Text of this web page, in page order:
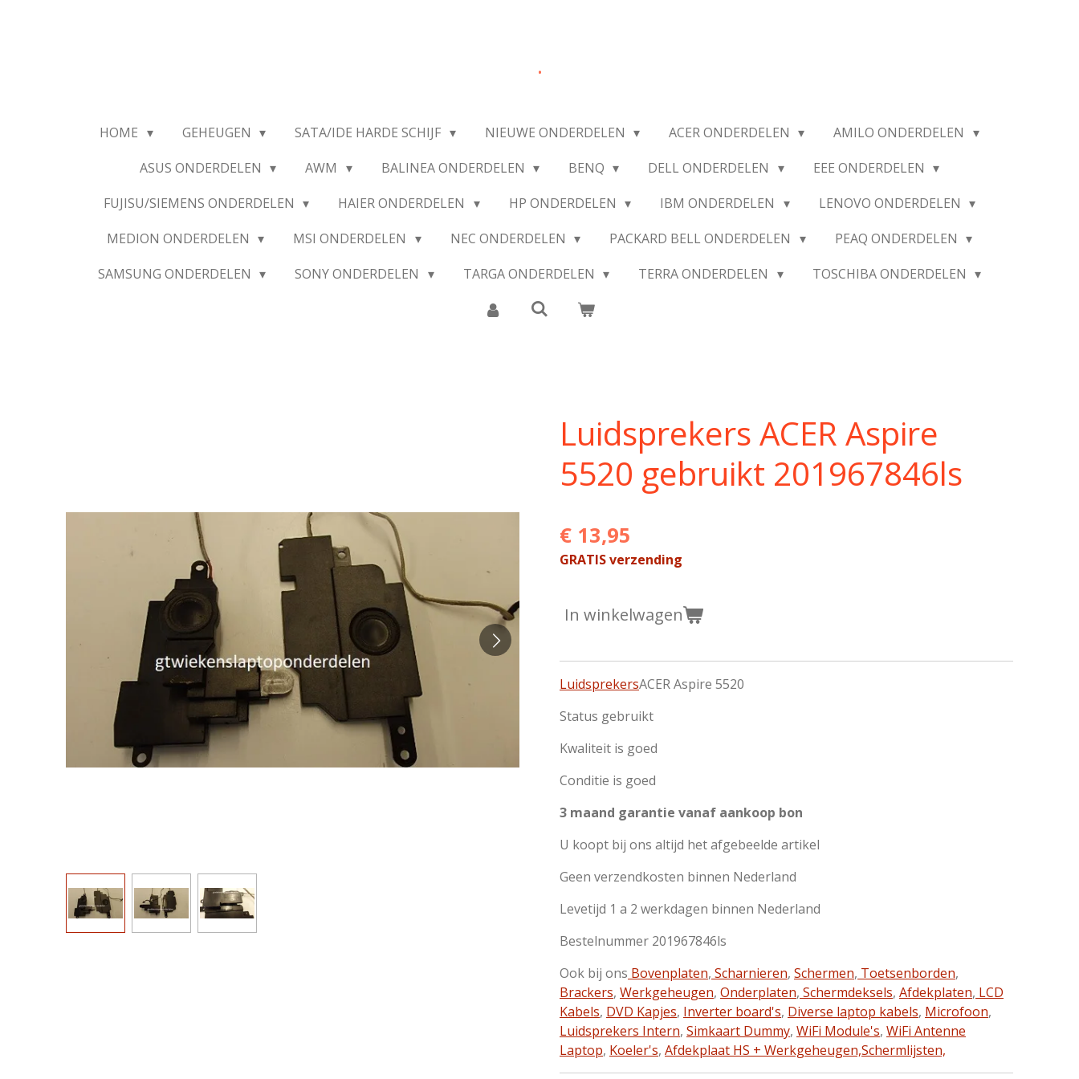
.
HOME GEHEUGEN SATA/IDE HARDE SCHIJF NIEUWE ONDERDELEN ACER ONDERDELEN
AMILO ONDERDELEN
ASUS ONDERDELEN
AWM BALINEA ONDERDELEN BENQ DELL ONDERDELEN
EEE ONDERDELEN
FUJISU/SIEMENS ONDERDELEN
HAIER ONDERDELEN HP ONDERDELEN IBM ONDERDELEN
LENOVO ONDERDELEN
MEDION ONDERDELEN
MSI ONDERDELEN NEC ONDERDELEN PACKARD BELL ONDERDELEN
PEAQ ONDERDELEN
SAMSUNG ONDERDELEN
SONY ONDERDELEN TARGA ONDERDELEN TERRA ONDERDELEN TOSCHIBA ONDERDELEN
Luidsprekers ACER Aspire
5520 gebruikt 201967846ls
€ 13,95
GRATIS verzending
In winkelwagen
LuidsprekersACER Aspire 5520
Status gebruikt
Kwaliteit is goed
Conditie is goed
3 maand garantie vanaf aankoop bon
U koopt bij ons altijd het afgebeelde artikel
Geen verzendkosten binnen Nederland
Levetijd 1 a 2 werkdagen binnen Nederland
Bestelnummer 201967846ls
Ook bij ons Bovenplaten, Scharnieren, Schermen, Toetsenborden,
Brackers, Werkgeheugen, Onderplaten, Schermdeksels, Afdekplaten, LCD
Kabels, DVD Kapjes, Inverter board's, Diverse laptop kabels, Microfoon,
Luidsprekers Intern, Simkaart Dummy, WiFi Module's, WiFi Antenne
Laptop, Koeler's, Afdekplaat HS + Werkgeheugen,Schermlijsten,